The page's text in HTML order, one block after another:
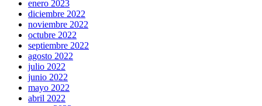
enero 2023
diciembre 2022
noviembre 2022
octubre 2022
septiembre 2022
agosto 2022
julio 2022
junio 2022
mayo 2022
abril 2022